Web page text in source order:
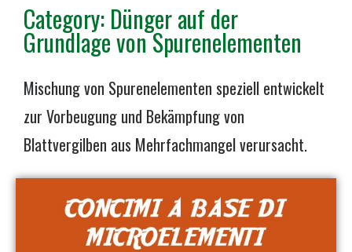
Category: Dünger auf der
Grundlage von Spurenelementen
Mischung von Spurenelementen speziell entwickelt
zur Vorbeugung und Bekämpfung von
Blattvergilben aus Mehrfachmangel verursacht.